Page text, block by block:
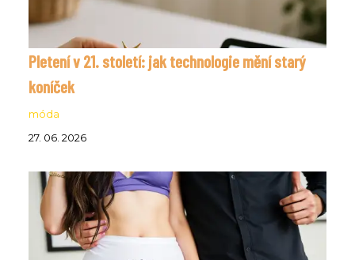
Pletení v 21. století: jak technologie mění starý
koníček
móda
27. 06. 2026